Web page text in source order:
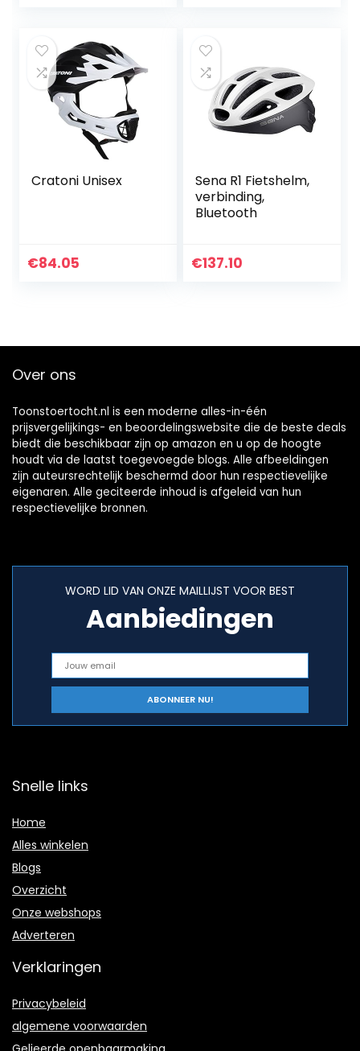
Cratoni Unisex
€84.05
Sena R1 Fietshelm,
verbinding,
Bluetooth
€137.10
Over ons
Toonstoertocht.nl is een moderne alles-in-één
prijsvergelijkings- en beoordelingswebsite die de beste deals
biedt die beschikbaar zijn op amazon en u op de hoogte
houdt via de laatst toegevoegde blogs. Alle afbeeldingen
zijn auteursrechtelijk beschermd door hun respectievelijke
eigenaren. Alle geciteerde inhoud is afgeleid van hun
respectievelijke bronnen.
WORD LID VAN ONZE MAILLIJST VOOR BEST
Aanbiedingen
Snelle links
Home
Alles winkelen
Blogs
Overzicht
Onze webshops
Adverteren
Verklaringen
Privacybeleid
algemene voorwaarden